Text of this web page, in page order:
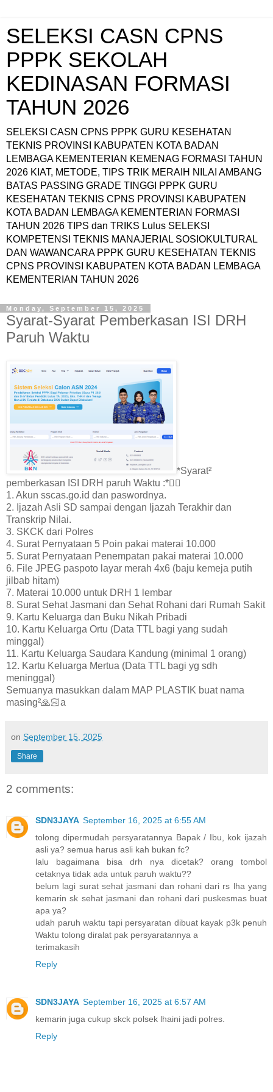
SELEKSI CASN CPNS
PPPK SEKOLAH
KEDINASAN FORMASI
TAHUN 2026
SELEKSI CASN CPNS PPPK GURU KESEHATAN
TEKNIS PROVINSI KABUPATEN KOTA BADAN
LEMBAGA KEMENTERIAN KEMENAG FORMASI TAHUN
2026 KIAT, METODE, TIPS TRIK MERAIH NILAI AMBANG
BATAS PASSING GRADE TINGGI PPPK GURU
KESEHATAN TEKNIS CPNS PROVINSI KABUPATEN
KOTA BADAN LEMBAGA KEMENTERIAN FORMASI
TAHUN 2026 TIPS dan TRIKS Lulus SELEKSI
KOMPETENSI TEKNIS MANAJERIAL SOSIOKULTURAL
DAN WAWANCARA PPPK GURU KESEHATAN TEKNIS
CPNS PROVINSI KABUPATEN KOTA BADAN LEMBAGA
KEMENTERIAN TAHUN 2026
Monday, September 15, 2025
Syarat-Syarat Pemberkasan ISI DRH
Paruh Waktu
*Syarat²
pemberkasan ISI DRH paruh Waktu :*👇🏻
1. Akun sscas.go.id dan paswordnya.
2. Ijazah Asli SD sampai dengan Ijazah Terakhir dan
Transkrip Nilai.
3. SKCK dari Polres
4. Surat Pernyataan 5 Poin pakai materai 10.000
5. Surat Pernyataan Penempatan pakai materai 10.000
6. File JPEG paspoto layar merah 4x6 (baju kemeja putih
jilbab hitam)
7. Materai 10.000 untuk DRH 1 lembar
8. Surat Sehat Jasmani dan Sehat Rohani dari Rumah Sakit
9. Kartu Keluarga dan Buku Nikah Pribadi
10. Kartu Keluarga Ortu (Data TTL bagi yang sudah
minggal)
11. Kartu Keluarga Saudara Kandung (minimal 1 orang)
12. Kartu Keluarga Mertua (Data TTL bagi yg sdh
meninggal)
Semuanya masukkan dalam MAP PLASTIK buat nama
masing²🙏🏻a
on September 15, 2025
Share
2 comments:
SDN3JAYA September 16, 2025 at 6:55 AM
tolong dipermudah persyaratannya Bapak / Ibu, kok ijazah
asli ya? semua harus asli kah bukan fc?
lalu bagaimana bisa drh nya dicetak? orang tombol
cetaknya tidak ada untuk paruh waktu??
belum lagi surat sehat jasmani dan rohani dari rs lha yang
kemarin sk sehat jasmani dan rohani dari puskesmas buat
apa ya?
udah paruh waktu tapi persyaratan dibuat kayak p3k penuh
Waktu tolong diralat pak persyaratannya a
terimakasih
Reply
SDN3JAYA September 16, 2025 at 6:57 AM
kemarin juga cukup skck polsek lhaini jadi polres.
Reply